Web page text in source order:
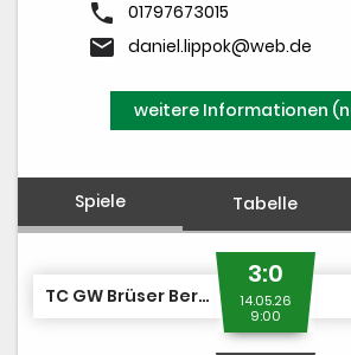
phone 01797673015
email daniel.lippok@web.de
weitere Informationen
Spiele Tabelle
TC GW Brüser Berg 1
3:0
14.05.26
9:00